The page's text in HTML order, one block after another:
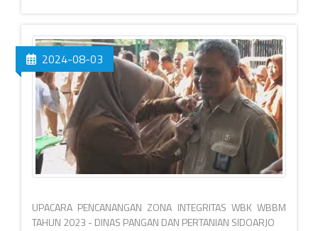
2024-08-03
UPACARA PENCANANGAN ZONA INTEGRITAS WBK WBBM
TAHUN 2023 - DINAS PANGAN DAN PERTANIAN SIDOARJO